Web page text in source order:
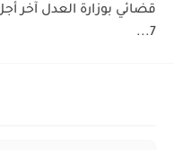
قضائي بوزارة العدل آخر
7...